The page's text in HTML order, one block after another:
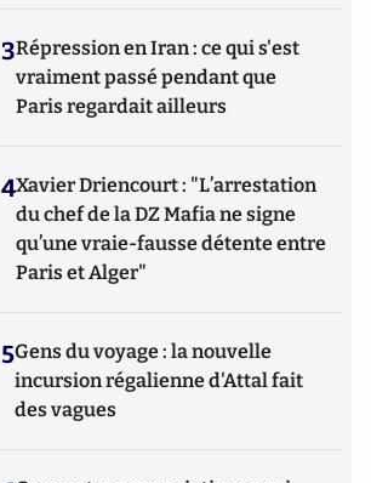
3Répression en Iran : ce qui s'est
vraiment passé pendant que
Paris regardait ailleurs
4Xavier Driencourt : "L’arrestation
du chef de la DZ Mafia ne signe
qu’une vraie-fausse détente entre
Paris et Alger"
5Gens du voyage : la nouvelle
incursion régalienne d'Attal fait
des vagues